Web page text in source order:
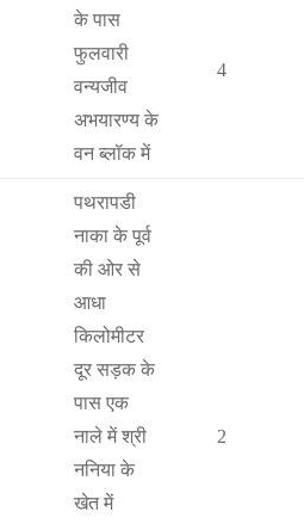
के पास
फुलवारी
वन्यजीव
अभयारण्य के
वन ब्लॉक में
4
पथरापडी
नाका के पूर्व
की ओर से
आधा
किलोमीटर
दूर सड़क के
पास एक
नाले में श्री
ननिया के
खेत में
2